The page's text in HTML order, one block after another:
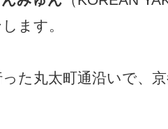
ます。
た丸太町通沿いで、